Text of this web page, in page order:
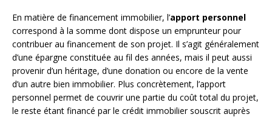
En matière de financement immobilier, l’apport personnel
correspond à la somme dont dispose un emprunteur pour
contribuer au financement de son projet. Il s’agit généralement
d’une épargne constituée au fil des années, mais il peut aussi
provenir d’un héritage, d’une donation ou encore de la vente
d’un autre bien immobilier. Plus concrètement, l’apport
personnel permet de couvrir une partie du coût total du projet,
le reste étant financé par le crédit immobilier souscrit auprès